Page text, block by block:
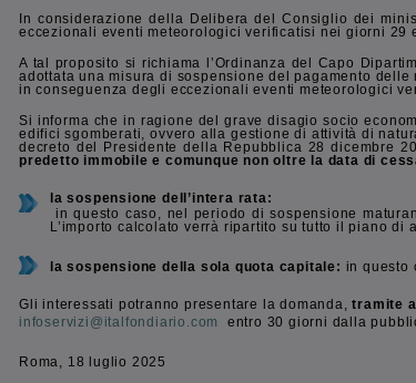
In considerazione della Delibera del Consiglio dei
eccezionali eventi meteorologici verificatisi nei giorni 29
A tal proposito si richiama l’Ordinanza del Capo
adottata una misura di sospensione del pagamento
in conseguenza degli eccezionali eventi meteorologici
Si informa che in ragione del grave disagio socio
edifici sgomberati, ovvero alla gestione di attività di
decreto del Presidente della Repubblica 28 dicembre
predetto immobile e comunque non oltre la data di
la sospensione dell’intera rata:
in questo caso, nel periodo di sospensione
L’importo calcolato verrà ripartito su tutto il piano
la sospensione della sola quota capitale: in questo
Gli interessati potranno presentare la domanda,tramite
infoservizi@italfondiario.com
entro 30 giorni dalla
Roma, 18 luglio 2025